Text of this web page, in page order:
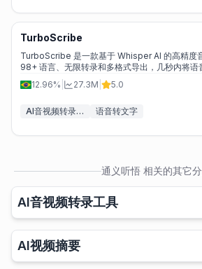
TurboScribe
TurboScribe 是一款基于 Whisper AI 的高精度
98+ 语言、无限转录和多格式导出，几秒内将语
12.96%
27.3M 5.0
AI音视频转录工具 语音转文字
通义听悟 相关的其它
AI音视频转录工具
AI视频摘要